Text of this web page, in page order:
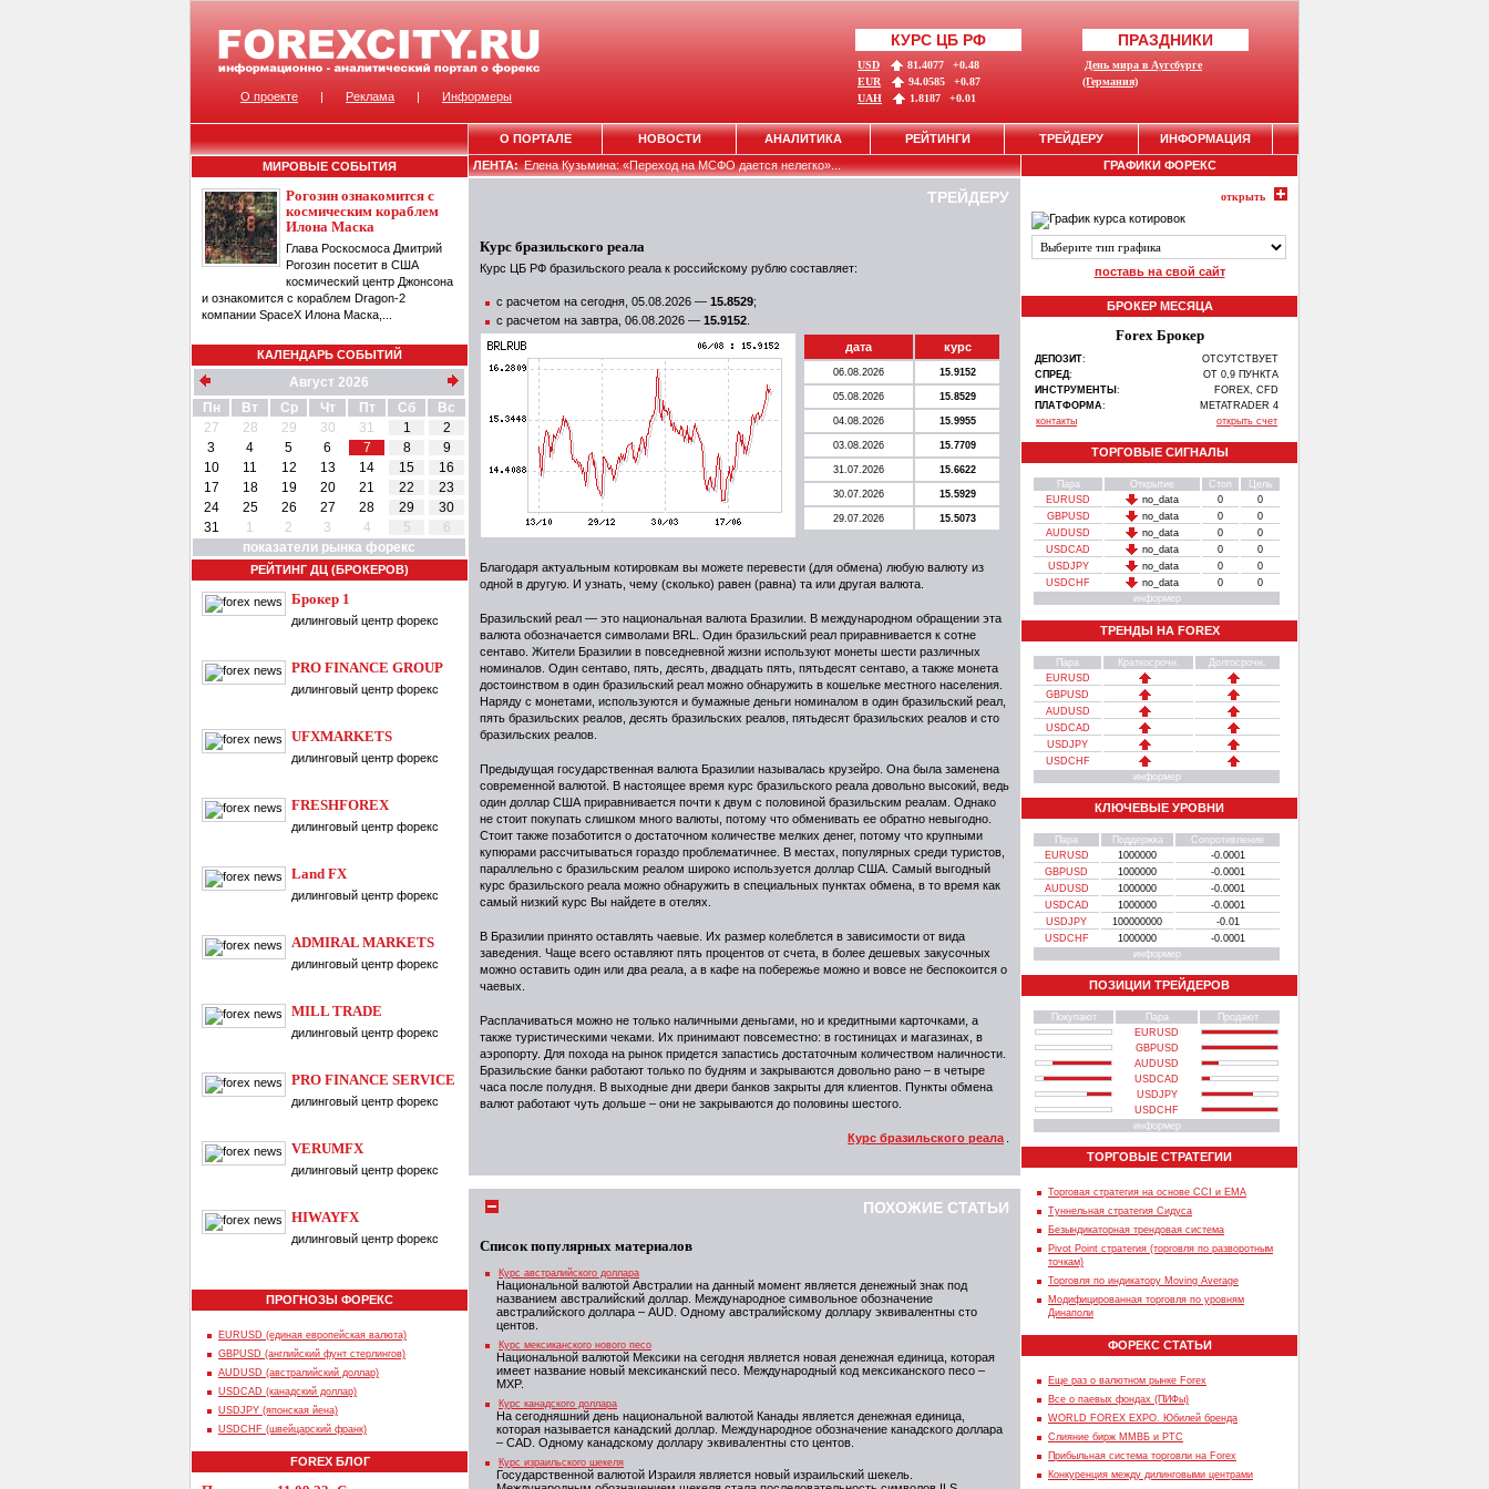
МИРОВЫЕ СОБЫТИЯ
Рогозин ознакомится с
космическим кораблем
Илона Маска
Глава Роскосмоса Дмитрий
Рогозин посетит в США
космический центр Джонсона
и ознакомится с кораблем Dragon-2
компании SpaceX Илона Маска,...
КАЛЕНДАРЬ СОБЫТИЙ
Август 2026
Пн
Вт Ср Чт Пт Сб
Вс
27
28 29 30 31 1
2
3
4 5 6 7 8
9
10
11 12 13 14 15
16
17
18 19 20 21 22
23
24
25 26 27 28 29
30
31
1 2 3 4 5
6
показатели рынка форекс
РЕЙТИНГ ДЦ (БРОКЕРОВ)
Брокер 1
дилинговый центр форекс
PRO FINANCE GROUP
дилинговый центр форекс
UFXMARKETS
дилинговый центр форекс
FRESHFOREX
дилинговый центр форекс
Land FX
дилинговый центр форекс
ADMIRAL MARKETS
дилинговый центр форекс
MILL TRADE
дилинговый центр форекс
PRO FINANCE SERVICE
дилинговый центр форекс
VERUMFX
дилинговый центр форекс
HIWAYFX
дилинговый центр форекс
ПРОГНОЗЫ ФОРЕКС
EURUSD (единая европейская валюта)
GBPUSD (английский фунт стерлингов)
AUDUSD (австралийский доллар)
USDCAD (канадский доллар)
USDJPY (японская йена)
USDCHF (швейцарский франк)
FOREX БЛОГ
ЛЕНТА:Елена Кузьмина: «Переход на МСФО дается нелегко»...
ТРЕЙДЕРУ
Курс бразильского реала
Курс ЦБ РФ бразильского реала к российскому рублю составляет:
с расчетом на сегодня, 05.08.2026 — 15.8529;
с расчетом на завтра, 06.08.2026 — 15.9152
дата
курс
06.08.2026 15.9152
05.08.2026 15.8529
04.08.2026 15.9955
03.08.2026 15.7709
31.07.2026 15.6622
30.07.2026 15.5929
29.07.2026 15.5073
Благодаря актуальным котировкам вы можете перевести (для обмена) любую валюту из
одной в другую. И узнать, чему (сколько) равен (равна) та или другая валюта.
Бразильский реал — это национальная валюта Бразилии. В международном обращении эта
валюта обозначается символами BRL. Один бразильский реал приравнивается к сотне
сентаво. Жители Бразилии в повседневной жизни используют монеты шести различных
номиналов. Один сентаво, пять, десять, двадцать пять, пятьдесят сентаво, а также монета
достоинством в один бразильский реал можно обнаружить в кошельке местного населения.
Наряду с монетами, используются и бумажные деньги номиналом в один бразильский реал,
пять бразильских реалов, десять бразильских реалов, пятьдесят бразильских реалов и сто
бразильских реалов.
Предыдущая государственная валюта Бразилии называлась крузейро. Она была заменена
современной валютой. В настоящее время курс бразильского реала довольно высокий, ведь
один доллар США приравнивается почти к двум с половиной бразильским реалам. Однако
не стоит покупать слишком много валюты, потому что обменивать ее обратно невыгодно.
Стоит также позаботится о достаточном количестве мелких денег, потому что крупными
купюрами рассчитываться гораздо проблематичнее. В местах, популярных среди туристов,
параллельно с бразильским реалом широко используется доллар США. Самый выгодный
курс бразильского реала можно обнаружить в специальных пунктах обмена, в то время как
самый низкий курс Вы найдете в отелях.
В Бразилии принято оставлять чаевые. Их размер колеблется в зависимости от вида
заведения. Чаще всего оставляют пять процентов от счета, в более дешевых закусочных
можно оставить один или два реала, а в кафе на побережье можно и вовсе не беспокоится о
чаевых.
Расплачиваться можно не только наличными деньгами, но и кредитными карточками, а
также туристическими чеками. Их принимают повсеместно: в гостиницах и магазинах, в
аэропорту. Для похода на рынок придется запастись достаточным количеством наличности.
Бразильские банки работают только по будням и закрываются довольно рано – в четыре
часа после полудня. В выходные дни двери банков закрыты для клиентов. Пункты обмена
валют работают чуть дольше – они не закрываются до половины шестого.
Курс бразильского реала
ПОХОЖИЕ СТАТЬИ
Список популярных материалов
Курс австралийского доллара
Национальной валютой Австралии на данный момент является денежный знак под
названием австралийский доллар. Международное символьное обозначение
австралийского доллара – AUD. Одному австралийскому доллару эквивалентны сто
центов.
Курс мексиканского нового песо
Национальной валютой Мексики на сегодня является новая денежная единица, которая
имеет название новый мексиканский песо. Международный код мексиканского песо –
MXP.
Курс канадского доллара
На сегодняшний день национальной валютой Канады является денежная единица,
которая называется канадский доллар. Международное обозначение канадского доллара
– CAD. Одному канадскому доллару эквивалентны сто центов.
Курс израильского шекеля
Государственной валютой Израиля является новый израильский шекель.
ГРАФИКИ ФОРЕКС
открыть
поставь на свой сайт
БРОКЕР МЕСЯЦА
Forex Брокер
ДЕПОЗИТ:
ОТСУТСТВУЕТ
СПРЕД:
ОТ 0,9 ПУНКТА
ИНСТРУМЕНТЫ :
FOREX, CFD
ПЛАТФОРМА:
METATRADER 4
контакты
открыть счет
ТОРГОВЫЕ СИГНАЛЫ
Пара Открытие Стоп
Цель
EURUSD
no_data 0
0
GBPUSD
no_data 0
0
AUDUSD
no_data 0
0
USDCAD
no_data 0
0
USDJPY
no_data 0
0
USDCHF
no_data 0
0
информер
ТРЕНДЫ НА FOREX
Пара Краткосрочн.
Долгосрочн.
EURUSD
GBPUSD
AUDUSD
USDCAD
USDJPY
USDCHF
информер
КЛЮЧЕВЫЕ УРОВНИ
Пара Поддержка
Сопротивление
EURUSD
1000000
-0.0001
GBPUSD
1000000
-0.0001
AUDUSD
1000000
-0.0001
USDCAD
1000000
-0.0001
USDJPY
100000000
-0.01
USDCHF
1000000
-0.0001
информер
ПОЗИЦИИ ТРЕЙДЕРОВ
Покупают Пара
Продают
EURUSD
GBPUSD
AUDUSD
USDCAD
USDJPY
USDCHF
информер
ТОРГОВЫЕ СТРАТЕГИИ
Торговая стратегия на основе CCI и EMA
Туннельная стратегия Сидуса
Безындикаторная трендовая система
Pivot Point стратегия (торговля по разворотным
точкам)
Торговля по индикатору Moving Average
Модифицированная торговля по уровням
Динаполи
ФОРЕКС СТАТЬИ
Еще раз о валютном рынке Forex
Все о паевых фондах (ПИФы)
WORLD FOREX EXPO. Юбилей бренда
Слияние бирж ММВБ и РТС
Прибыльная система торговли на Forex
Конкуренция между дилинговыми центрами
О проекте | Реклама | Информеры
КУРС ЦБ РФ
USD 81.4077
+0.48
EUR
94.0585
+0.87
UAH
1.8187 +0.01
ПРАЗДНИКИ
День мира в Аугсбурге
(Германия)
О ПОРТАЛЕ НОВОСТИ АНАЛИТИКА РЕЙТИНГИ ТРЕЙДЕРУ ИНФОРМАЦИЯ